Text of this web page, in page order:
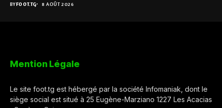
BYFOOT.TG 8 AOÛT 2026
Mention Légale
Le site foot.tg est hébergé par la société Infomaniak, dont le
siège social est situé à 25 Eugène-Marziano 1227 Les Acacias